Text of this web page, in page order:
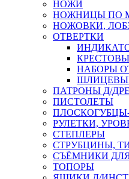
НОЖИ
НОЖНИЦЫ ПО
НОЖОВКИ,
ОТВЕРТКИ
НАБОРЫ
ПАТРОНЫ Д/
ПИСТОЛЕТЫ
РУЛЕТКИ,
СТЕПЛЕРЫ
СТРУБЦИНЫ,
СЪЁМНИКИ
ТОПОРЫ